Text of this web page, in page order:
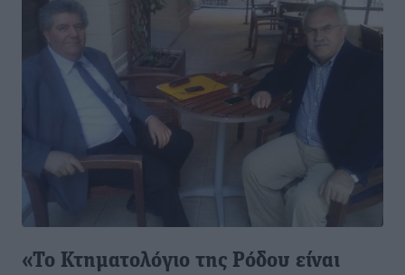
«Το Κτηματολόγιο της Ρόδου είναι